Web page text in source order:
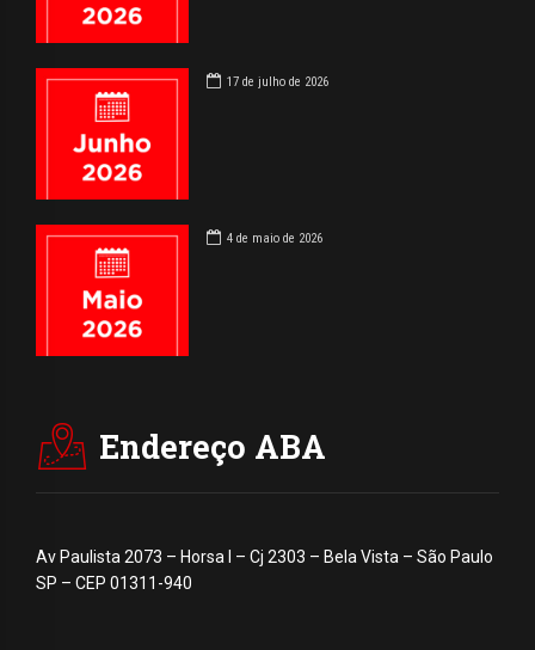
17 de julho de 2026
4 de maio de 2026
Endereço ABA
Av Paulista 2073 – Horsa I – Cj 2303 – Bela Vista – São Paulo
SP – CEP 01311-940